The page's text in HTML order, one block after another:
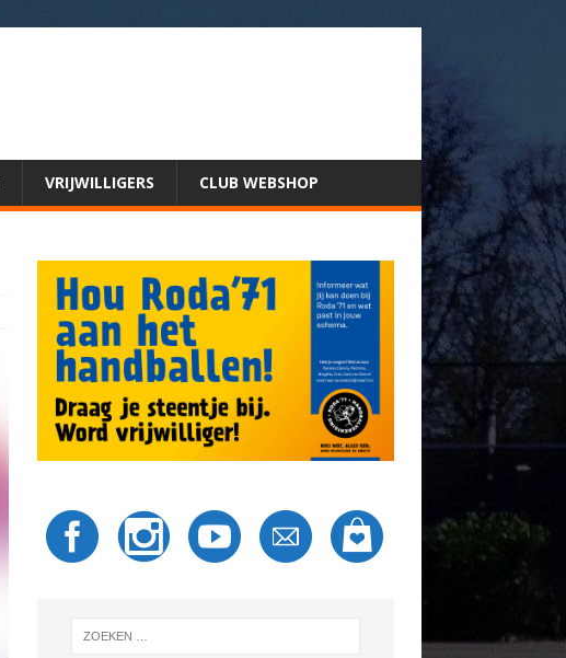
VRIJWILLIGERS CLUB WEBSHOP